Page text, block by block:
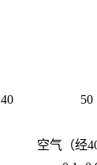
40 50
空气（经